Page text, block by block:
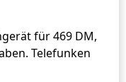
für 469 DM,
Telefunken